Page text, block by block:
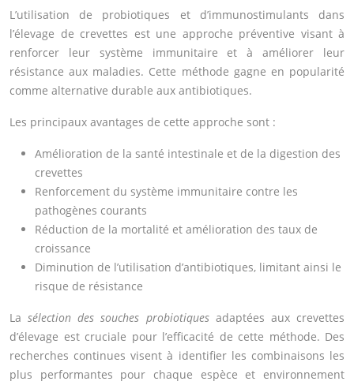
L’utilisation de probiotiques et d’immunostimulants dans
l’élevage de crevettes est une approche préventive visant à
renforcer leur système immunitaire et à améliorer leur
résistance aux maladies. Cette méthode gagne en popularité
comme alternative durable aux antibiotiques.
Les principaux avantages de cette approche sont :
Amélioration de la santé intestinale et de la digestion des
crevettes
Renforcement du système immunitaire contre les
pathogènes courants
Réduction de la mortalité et amélioration des taux de
croissance
Diminution de l’utilisation d’antibiotiques, limitant ainsi le
risque de résistance
Lasélection des souches probiotiquesadaptées aux crevettes
d’élevage est cruciale pour l’efficacité de cette méthode. Des
recherches continues visent à identifier les combinaisons les
plus performantes pour chaque espèce et environnement